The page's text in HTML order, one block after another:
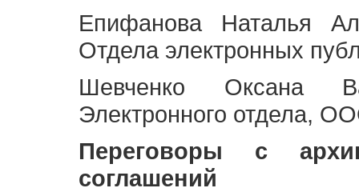
Епифанова Наталья
Отдела электронных
Шевченко Оксана
Электронного отдела,
Переговоры с
соглашений